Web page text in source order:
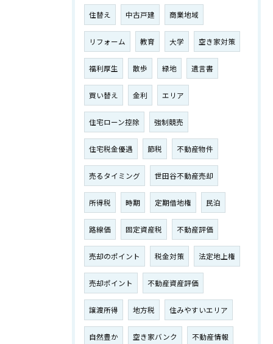
住替え 中古戸建 商業地域
リフォーム 教育 大学 空き家対策
福利厚生 散歩 緑地 遺言書
買い替え 金利 エリア
住宅ローン控除 強制競売
住宅税金優遇 節税 不動産物件
売るタイミング 世田谷不動産売却
所得税 時期 定期借地権 民泊
路線価 固定資産税 不動産評価
売却のポイント 税金対策 法定地上権
売却ポイント 不動産資産評価
譲渡所得 地方税 住みやすいエリア
自然豊か 空き家バンク 不動産情報